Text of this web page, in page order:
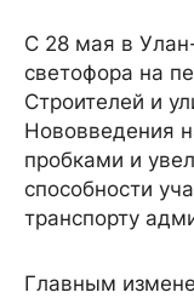
С 28 мая в
светофора на
Строителей и
Нововведения
пробками и
способности
транспорту
Главным